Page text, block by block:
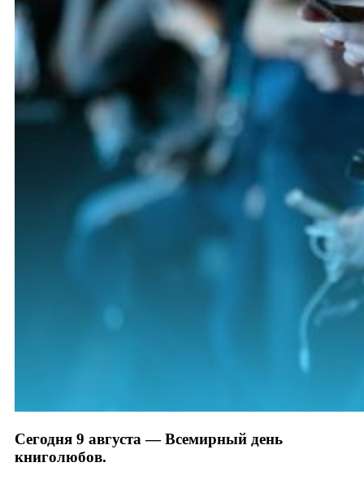
Сегодня 9 августа — Всемирный день
книголюбов.